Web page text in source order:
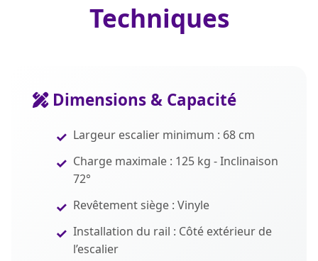
Techniques
Dimensions & Capacité
Largeur escalier minimum : 68 cm
Charge maximale : 125 kg - Inclinaison
72°
Revêtement siège : Vinyle
Installation du rail : Côté extérieur de
l’escalier